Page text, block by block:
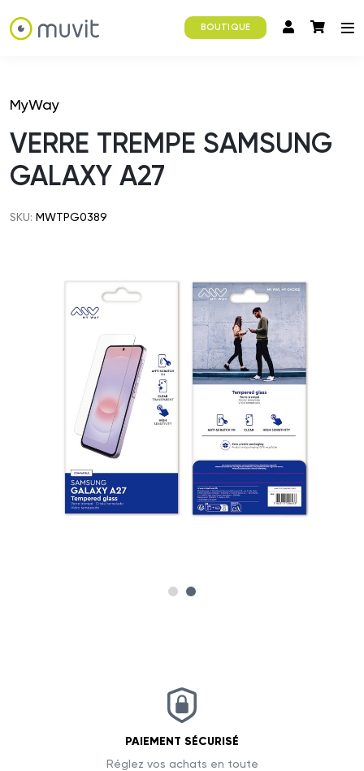
BOUTIQUE
MyWay
VERRE TREMPE SAMSUNG
GALAXY A27
SKU: MWTPG0389
PAIEMENT SÉCURISÉ
Réglez vos achats en toute